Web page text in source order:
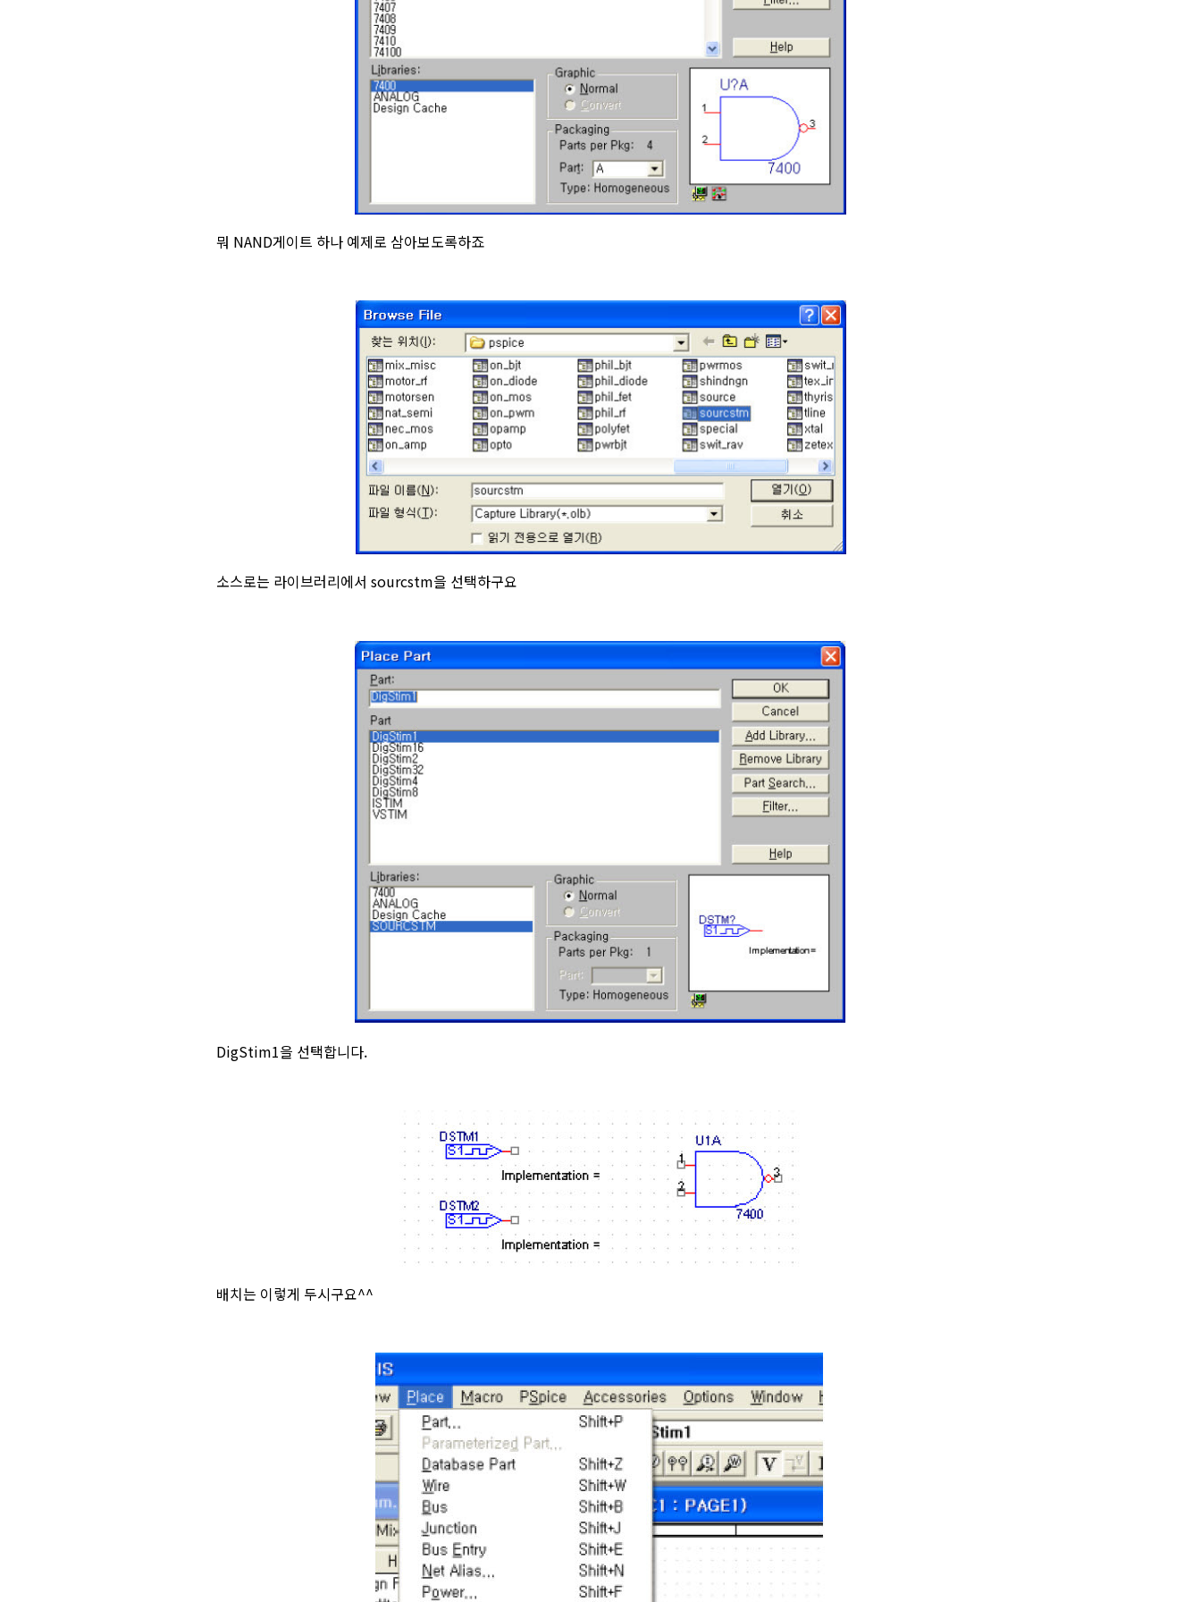
뭐 NAND게이트 하나 예제로 삼아보도록하죠
소스로는 라이브러리에서 sourcstm을 선택하구요
DigStim1을 선택합니다.
배치는 이렇게 두시구요^^